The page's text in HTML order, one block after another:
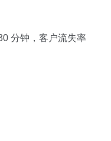
分钟，客户流失率